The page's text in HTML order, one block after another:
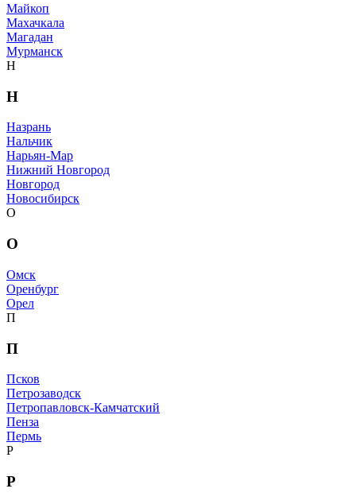
Майкоп
Махачкала
Магадан
Мурманск
Н
Н
Назрань
Нальчик
Нарьян-Мар
Нижний Новгород
Новгород
Новосибирск
О
О
Омск
Оренбург
Орел
П
П
Псков
Петрозаводск
Петропавловск-Камчатский
Пенза
Пермь
Р
Р